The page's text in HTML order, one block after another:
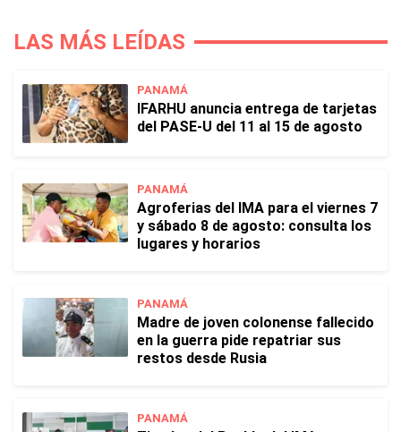
LAS MÁS LEÍDAS
PANAMÁ
IFARHU anuncia entrega de tarjetas
del PASE-U del 11 al 15 de agosto
PANAMÁ
Agroferias del IMA para el viernes 7
y sábado 8 de agosto: consulta los
lugares y horarios
PANAMÁ
Madre de joven colonense fallecido
en la guerra pide repatriar sus
restos desde Rusia
PANAMÁ